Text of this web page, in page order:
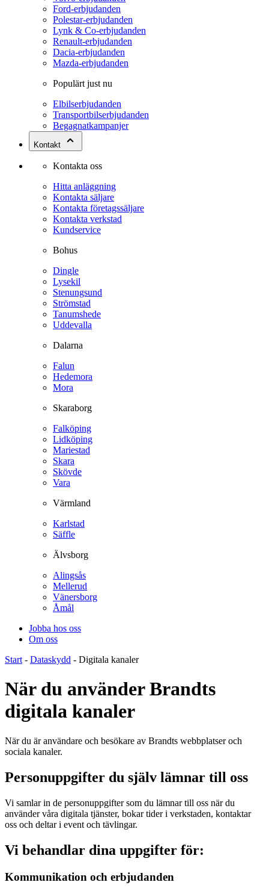
Ford-erbjudanden
Polestar-erbjudanden
Lynk & Co-erbjudanden
Renault-erbjudanden
Dacia-erbjudanden
Mazda-erbjudanden
Populärt just nu
Elbilserbjudanden
Transportbilserbjudanden
Begagnatkampanjer
Kontakt
Kontakta oss
Hitta anläggning
Kontakta säljare
Kontakta företagssäljare
Kontakta verkstad
Kundservice
Bohus
Dingle
Lysekil
Stenungsund
Strömstad
Tanumshede
Uddevalla
Dalarna
Falun
Hedemora
Mora
Skaraborg
Falköping
Lidköping
Mariestad
Skara
Skövde
Vara
Värmland
Karlstad
Säffle
Älvsborg
Alingsås
Mellerud
Vänersborg
Åmål
Jobba hos oss
Om oss
Start - Dataskydd - Digitala kanaler
När du använder Brandts
digitala kanaler
När du är användare och besökare av Brandts webbplatser och
sociala kanaler.
Personuppgifter du själv lämnar till oss
Vi samlar in de personuppgifter som du lämnar till oss när du
använder våra digitala tjänster, bokar tider i verkstaden, kontaktar
oss och deltar i event och tävlingar.
Vi behandlar dina uppgifter för:
Kommunikation och erbjudanden